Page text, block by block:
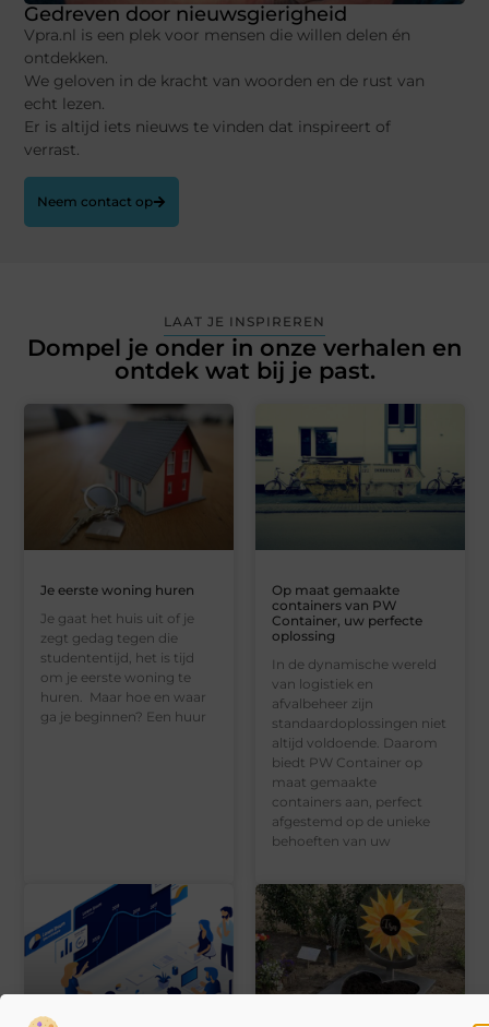
Gedreven door nieuwsgierigheid
Vpra.nl is een plek voor mensen die willen delen én
ontdekken.
We geloven in de kracht van woorden en de rust van
echt lezen.
Er is altijd iets nieuws te vinden dat inspireert of
verrast.
Neem contact op
LAAT JE INSPIREREN
Dompel je onder in onze verhalen en
ontdek wat bij je past.
Je eerste woning huren
Je gaat het huis uit of je
zegt gedag tegen die
studententijd, het is tijd
om je eerste woning te
huren. Maar hoe en waar
ga je beginnen? Een huur
Op maat gemaakte
containers van PW
Container, uw perfecte
oplossing
In de dynamische wereld
van logistiek en
afvalbeheer zijn
standaardoplossingen niet
altijd voldoende. Daarom
biedt PW Container op
maat gemaakte
containers aan, perfect
afgestemd op de unieke
behoeften van uw